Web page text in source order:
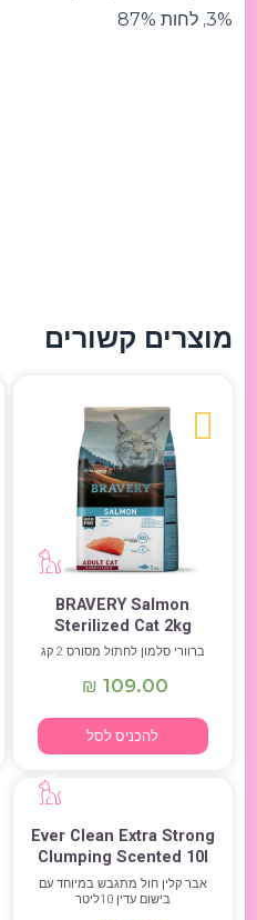
3%, לחות 87%
מוצרים קשורים
BRAVERY Salmon
Sterilized Cat 2kg
ברוורי סלמון לחתול מסורס 2 קג
₪ 109.00
להכניס לסל
Ever Clean Extra Strong
Clumping Scented 10l
אבר קלין חול מתגבש במיוחד עם
בישום עדין 10ליטר